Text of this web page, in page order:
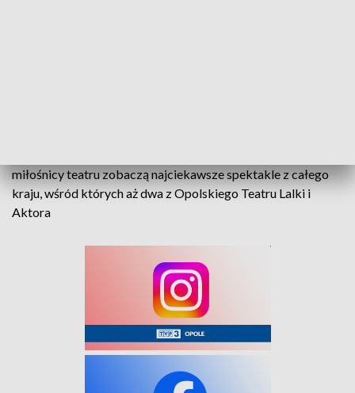
miłośnicy teatru zobaczą najciekawsze spektakle z całego
kraju, wśród których aż dwa z Opolskiego Teatru Lalki i
Aktora